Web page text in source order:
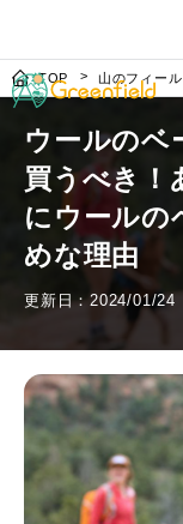
TOP 山のフィー
ウールのベ
買うべき！
にウールの
めな理由
更新日：2024/01/24